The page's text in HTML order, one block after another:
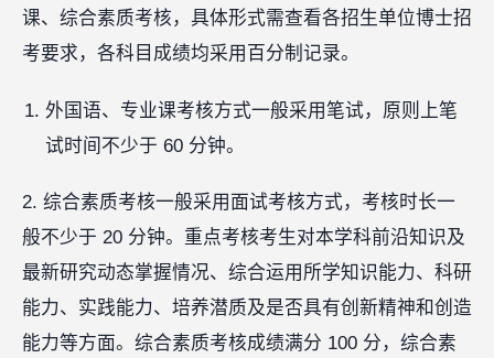
课、综合素质考核，具体形式需查看各招生单位博士招
考要求，各科目成绩均采用百分制记录。
外国语、专业课考核方式一般采用笔试，原则上笔
试时间不少于 60 分钟。
2. 综合素质考核一般采用面试考核方式，考核时长一
般不少于 20 分钟。重点考核考生对本学科前沿知识及
最新研究动态掌握情况、综合运用所学知识能力、科研
能力、实践能力、培养潜质及是否具有创新精神和创造
能力等方面。综合素质考核成绩满分 100 分，综合素